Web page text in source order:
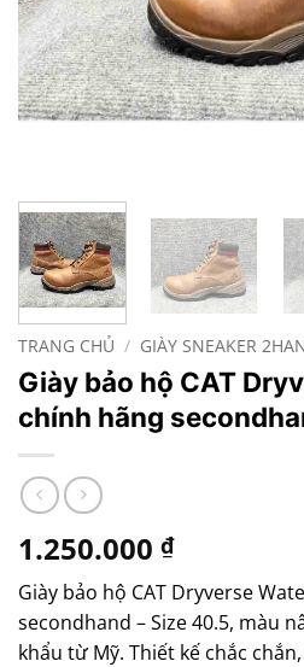
TRANG CHỦ / GIÀY SNEAKER
Giày bảo hộ CAT
chính hãng
1.250.000 ₫
Giày bảo hộ CAT Dryverse
secondhand – Size 40.5, màu
khẩu từ Mỹ. Thiết kế chắc